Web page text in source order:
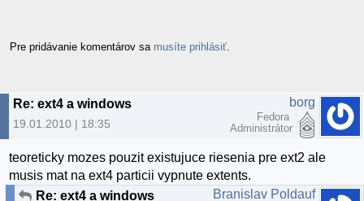
Pre pridávanie komentárov sa musíte prihlásiť
Re: ext4 a windows
19.01.2010 | 18:35
borg
Fedora
Administrátor
teoreticky mozes pouzit existujuce riesenia pre ext2 ale
musis mat na ext4 particii vypnute extents.
Re: ext4 a windows
Branislav Poldauf